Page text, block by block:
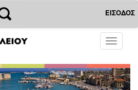
ΕΙΣΟΔΟΣ
Toggle